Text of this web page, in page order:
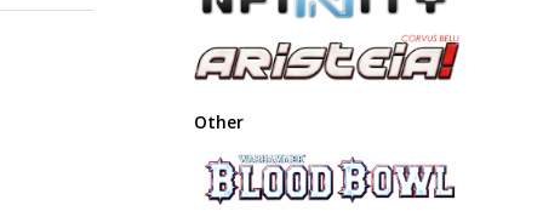
Other